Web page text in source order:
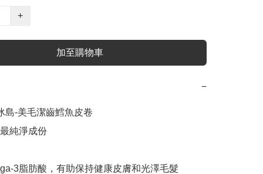
+
加至購物車
−
島-美毛潔齒鱈魚皮卷
純淨成份
3脂肪酸，有助保持健康皮膚和光澤毛髮